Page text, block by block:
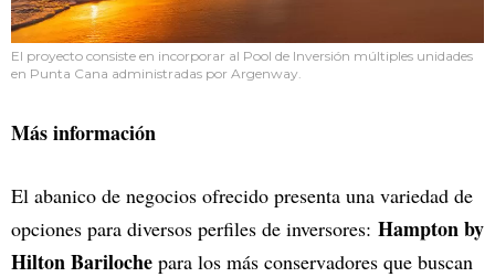
El proyecto consiste en incorporar al Pool de Inversión múltiples unidades
en Punta Cana administradas por Argenway.
Más información
El abanico de negocios ofrecido presenta una variedad de
opciones para diversos perfiles de inversores: Hampton by
Hilton Bariloche para los más conservadores que buscan